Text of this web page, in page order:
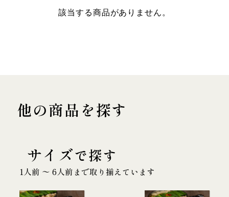
該当する商品がありません。
他の商品を探す
サイズで探す
1人前 〜 6人前まで取り揃えています